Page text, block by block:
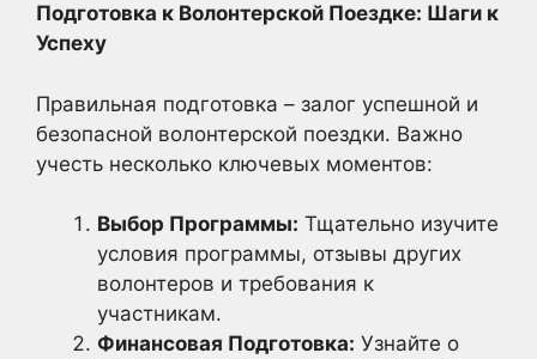
Подготовка к Волонтерской Поездке: Шаги к
Успеху
Правильная подготовка – залог успешной и
безопасной волонтерской поездки. Важно
учесть несколько ключевых моментов:
Выбор Программы: Тщательно изучите
условия программы, отзывы других
волонтеров и требования к
участникам.
Финансовая Подготовка: Узнайте о